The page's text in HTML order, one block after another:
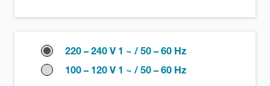
220 – 240 V 1 ~ / 50 – 60 Hz
100 – 120 V 1 ~ / 50 – 60 Hz